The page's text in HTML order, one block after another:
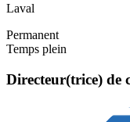
Laval
Permanent
Temps plein
Directeur(trice) de